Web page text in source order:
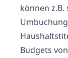
können z.B.
Budgets